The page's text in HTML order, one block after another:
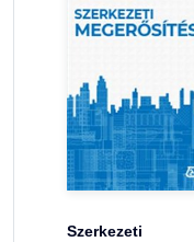
Szerkezeti